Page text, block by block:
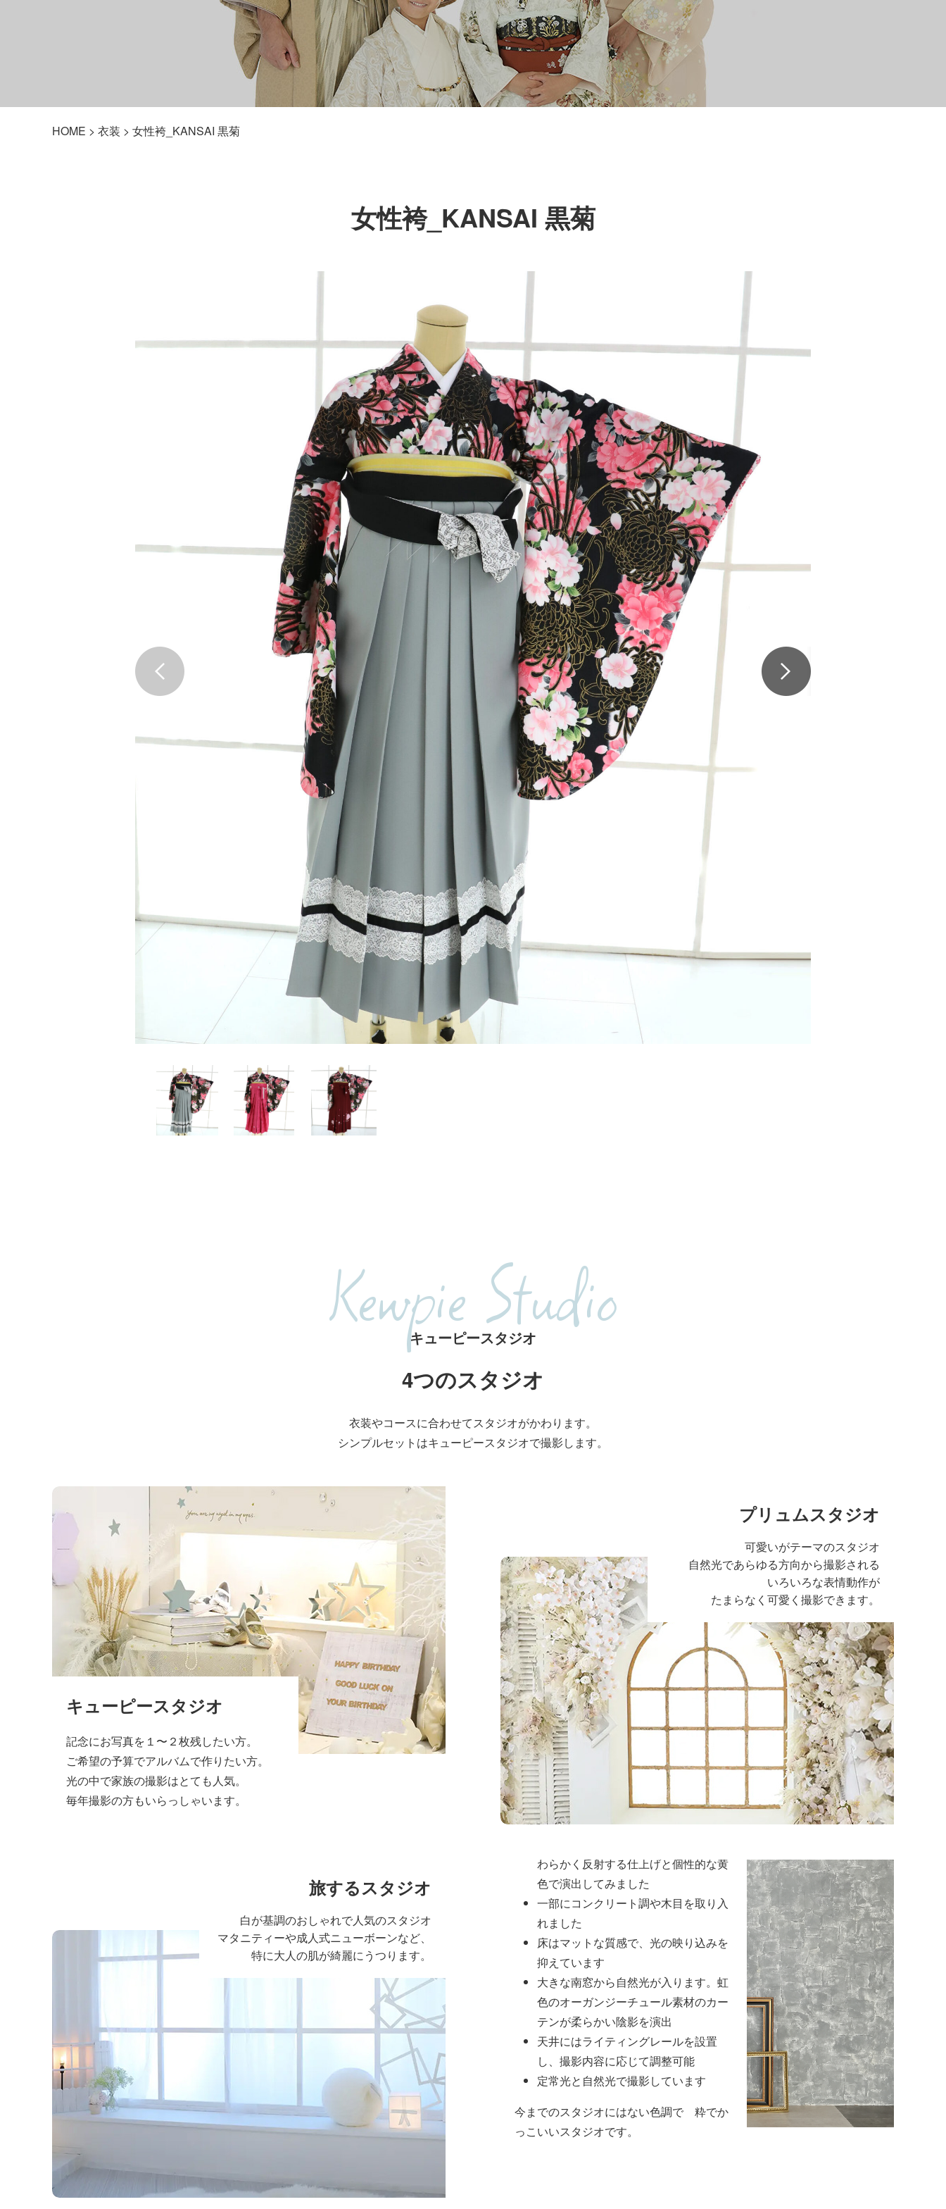
HOME > 衣装 > 女性袴_KANSAI 黒菊
女性袴_KANSAI 黒菊
Kewpie Studio
キューピースタジオ
4つのスタジオ
衣装やコースに合わせてスタジオがかわります。
シンプルセットはキューピースタジオで撮影します。
キューピースタジオ
記念にお写真を１〜２枚残したい方。
ご希望の予算でアルバムで作りたい方。
光の中で家族の撮影はとても人気。
毎年撮影の方もいらっしゃいます。
プリュムスタジオ
可愛いがテーマのスタジオ
自然光であらゆる方向から撮影される
いろいろな表情動作が
たまらなく可愛く撮影できます。
旅するスタジオ
白が基調のおしゃれで人気のスタジオ
マタニティーや成人式ニューボーンなど、
特に大人の肌が綺麗にうつります。
リルスタジオ
シンプルで清潔感のある広い空間のスタジ
オです
天井も3メートルの高さで写真に広さを感
じさせます
全体の雰囲気
スタジオ全体は
シンプルで清潔感のある空
間を基調とし、被写体が最も美しく引き立
つようデザインされています。
わらかく反射する仕上げと個性的な黄
色で演出してみました
一部にコンクリート調や木目を取り入
れました
床はマットな質感で、光の映り込みを
抑えています
大きな南窓から自然光が入ります。虹
色のオーガンジーチュール素材のカー
テンが柔らかい陰影を演出
天井にはライティングレールを設置
し、撮影内容に応じて調整可能
定常光と自然光で撮影しています
今までのスタジオにはない色調で 粋でか
っこいいスタジオです。